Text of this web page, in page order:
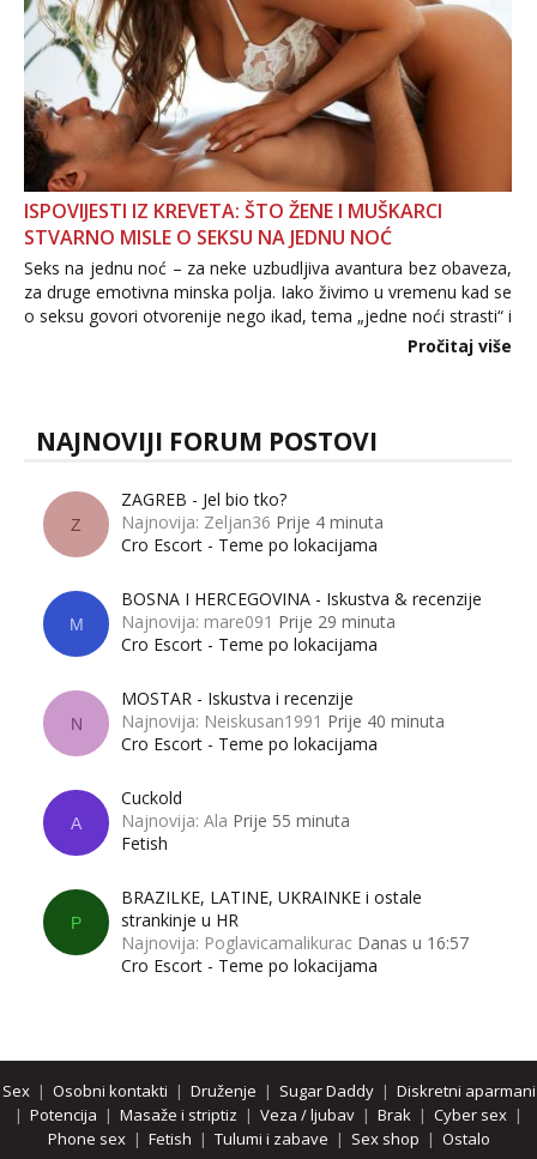
ISPOVIJESTI IZ KREVETA: ŠTO ŽENE I MUŠKARCI
STVARNO MISLE O SEKSU NA JEDNU NOĆ
Seks na jednu noć – za neke uzbudljiva avantura bez obaveza,
za druge emotivna minska polja. Iako živimo u vremenu kad se
o seksu govori otvorenije nego ikad, tema „jedne noći strasti“ i
dalje izaziva burne rasprave. Što zapravo misle žene, a što
Pročitaj više
NAJNOVIJI FORUM POSTOVI
Z
ZAGREB - Jel bio tko?
Najnovija: Zeljan36 Prije 4 minuta
Cro Escort - Teme po lokacijama
M
BOSNA I HERCEGOVINA - Iskustva & recenzije
Najnovija: mare091 Prije 29 minuta
Cro Escort - Teme po lokacijama
N
MOSTAR - Iskustva i recenzije
Najnovija: Neiskusan1991 Prije 40 minuta
Cro Escort - Teme po lokacijama
A
Cuckold
Najnovija: Ala Prije 55 minuta
Fetish
P
BRAZILKE, LATINE, UKRAINKE i ostale
strankinje u HR
Najnovija: Poglavicamalikurac Danas u 16:57
Cro Escort - Teme po lokacijama
Sex| Osobni kontakti | Druženje | Sugar Daddy| Diskretni aparmani
| Potencija | Masaže i striptiz | Veza / ljubav | Brak | Cyber sex |
Phone sex| Fetish | Tulumi i zabave | Sex shop | Ostalo